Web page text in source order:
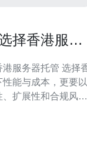
择香港服务
器托管 选择香
能与成本，更要以
扩展性和合规风